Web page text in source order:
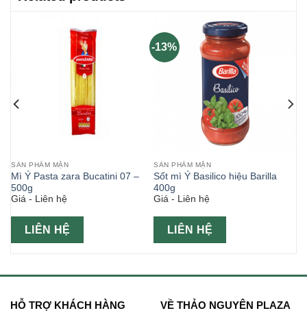
SẢN PHẨM MẶN
Mì Ý Pasta zara Bucatini 07 –
500g
Giá - Liên hệ
LIÊN HỆ
-13%
SẢN PHẨM MẶN
Sốt mì Ý Basilico hiệu Barilla
400g
Giá - Liên hệ
LIÊN HỆ
HỖ TRỢ KHÁCH HÀNG VỀ THẢO NGUYÊN PLAZA